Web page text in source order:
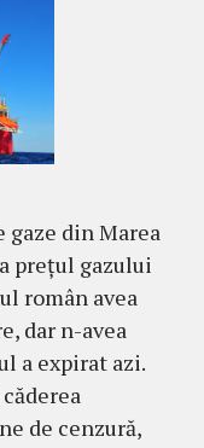
din Marea
prețul gazului
român avea
dar n-avea
a expirat azi.
de cenzură,